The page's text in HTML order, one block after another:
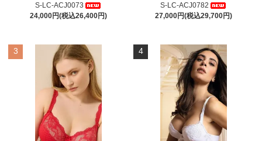
S-LC-ACJ0073
24,000円(税込26,400円)
S-LC-ACJ0782
27,000円(税込29,700円)
3 4